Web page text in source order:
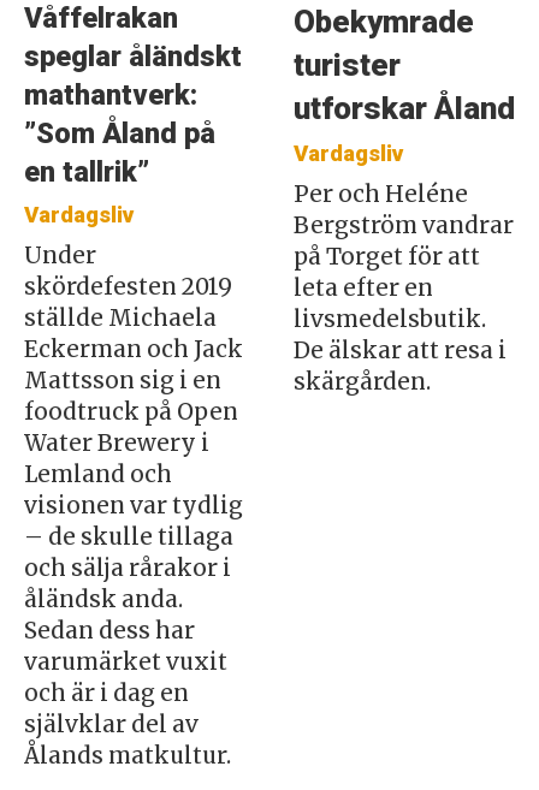
Våffelrakan
speglar åländskt
mathantverk:
”Som Åland på
en tallrik”
Vardagsliv
Under
skördefesten 2019
ställde Michaela
Eckerman och Jack
Mattsson sig i en
foodtruck på Open
Water Brewery i
Lemland och
visionen var tydlig
– de skulle tillaga
och sälja rårakor i
åländsk anda.
Sedan dess har
varumärket vuxit
och är i dag en
självklar del av
Ålands matkultur.
Obekymrade
turister
utforskar Åland
Vardagsliv
Per och Heléne
Bergström vandrar
på Torget för att
leta efter en
livsmedelsbutik.
De älskar att resa i
skärgården.